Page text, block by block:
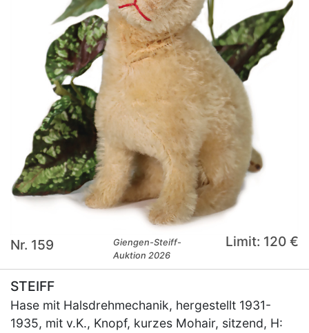
Nr. 159
Giengen-Steiff-
Auktion 2026
Limit: 120 €
STEIFF
Hase mit Halsdrehmechanik, hergestellt 1931-
1935, mit v.K., Knopf, kurzes Mohair, sitzend, H: